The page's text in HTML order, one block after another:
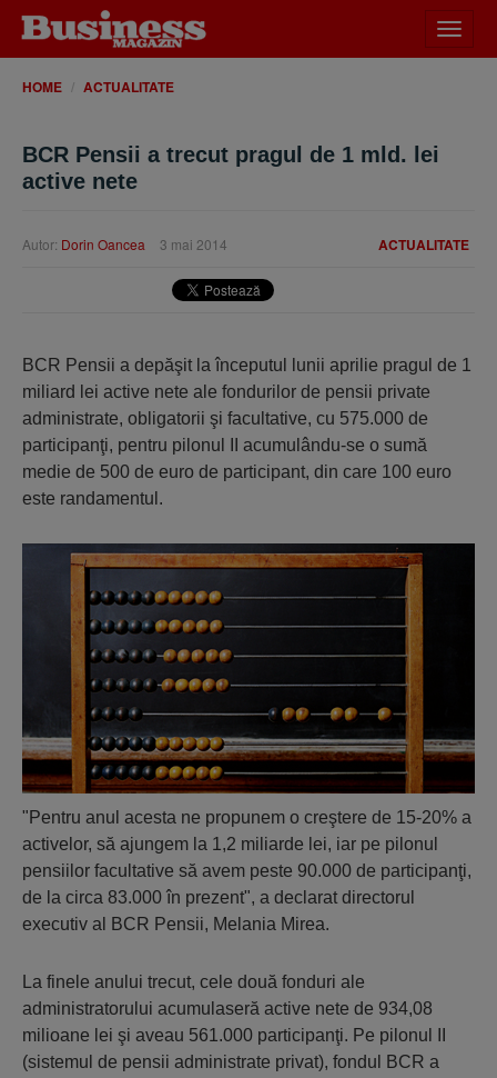
meniu
HOME ACTUALITATE
BCR Pensii a trecut pragul de 1 mld. lei
active nete
ACTUALITATE
Autor: Dorin Oancea 3 mai 2014
BCR Pensii a depăşit la începutul lunii aprilie pragul de 1
miliard lei active nete ale fondurilor de pensii private
administrate, obligatorii şi facultative, cu 575.000 de
participanţi, pentru pilonul II acumulându-se o sumă
medie de 500 de euro de participant, din care 100 euro
este randamentul.
"Pentru anul acesta ne propunem o creştere de 15-20% a
activelor, să ajungem la 1,2 miliarde lei, iar pe pilonul
pensiilor facultative să avem peste 90.000 de participanţi,
de la circa 83.000 în prezent", a declarat directorul
executiv al BCR Pensii, Melania Mirea.
La finele anului trecut, cele două fonduri ale
administratorului acumulaseră active nete de 934,08
milioane lei şi aveau 561.000 participanţi. Pe pilonul II
(sistemul de pensii administrate privat), fondul BCR a